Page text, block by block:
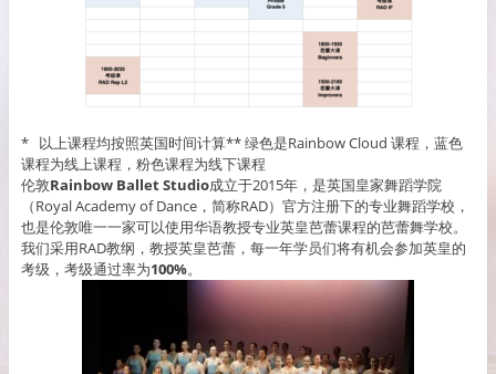
* 以上课程均按照英国时间计算** 绿色是Rainbow Cloud 课程，蓝色
课程为线上课程，粉色课程为线下课程
伦敦Rainbow Ballet Studio成立于2015年，是英国皇家舞蹈学院
（Royal Academy of Dance，简称RAD）官方注册下的专业舞蹈学校，
也是伦敦唯一一家可以使用华语教授专业英皇芭蕾课程的芭蕾舞学校。
我们采用RAD教纲，教授英皇芭蕾，每一年学员们将有机会参加英皇的
考级，考级通过率为100%。